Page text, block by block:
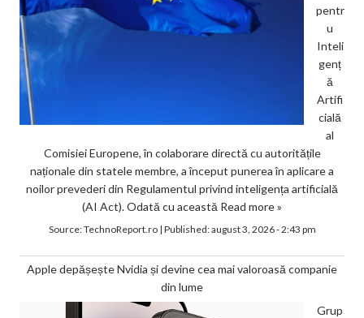
pentr
u
Inteli
genț
ă
Artifi
cială
al
Comisiei Europene, în colaborare directă cu autoritățile
naționale din statele membre, a început punerea în aplicare a
noilor prevederi din Regulamentul privind inteligența artificială
(AI Act). Odată cu această Read more »
Source:TechnoReport.ro| Published:august 3, 2026 - 2:43 pm
Apple depășește Nvidia și devine cea mai valoroasă companie
din lume
Grup